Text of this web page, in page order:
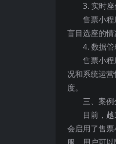
3. 实时
售票小
盲目选座的
4. 数据
售票小
况和系统运
度。
三、案
目前，
会启用了售